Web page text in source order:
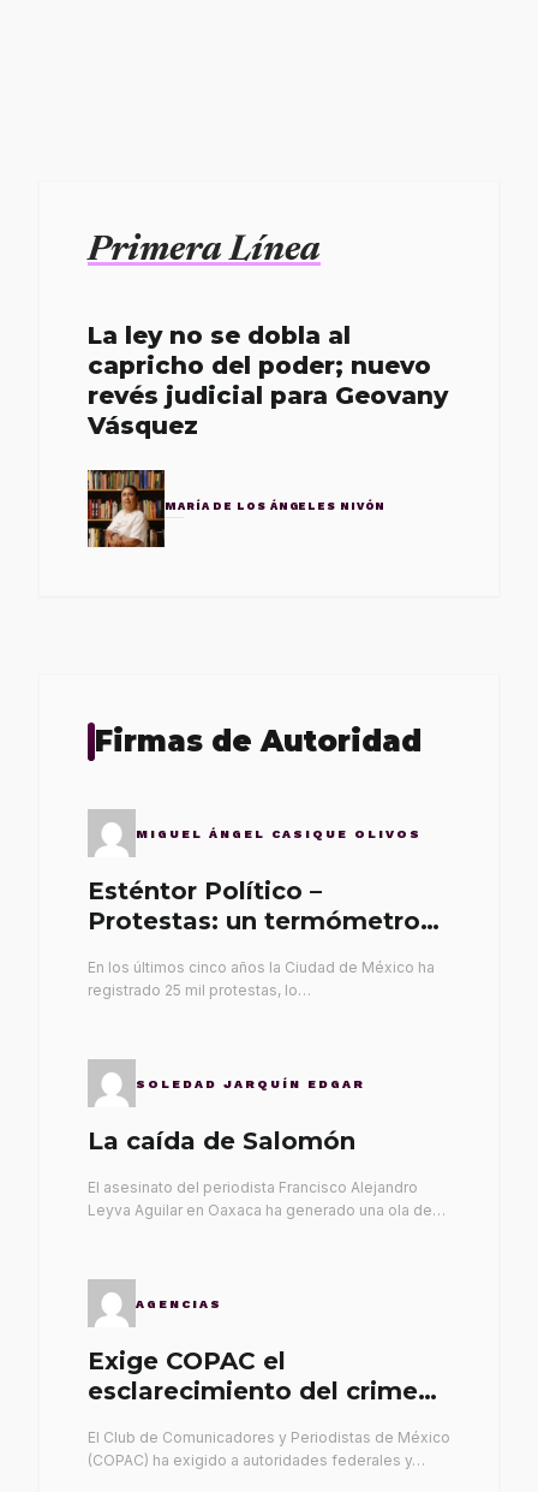
Primera Línea
La ley no se dobla al
capricho del poder; nuevo
revés judicial para Geovany
Vásquez
MARÍA DE LOS ÁNGELES NIVÓN
Firmas de Autoridad
MIGUEL ÁNGEL CASIQUE OLIVOS
Esténtor Político –
Protestas: un termómetro
En los últimos cinco años la Ciudad de México ha
registrado 25 mil protestas, lo…
SOLEDAD JARQUÍN EDGAR
La caída de Salomón
El asesinato del periodista Francisco Alejandro
Leyva Aguilar en Oaxaca ha generado una ola de…
AGENCIAS
Exige COPAC el
esclarecimiento del crimen
El Club de Comunicadores y Periodistas de México
(COPAC) ha exigido a autoridades federales y…